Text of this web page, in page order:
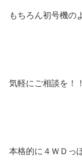
もちろん初号機の
気軽にご相談を！
本格的に４ＷＤっ